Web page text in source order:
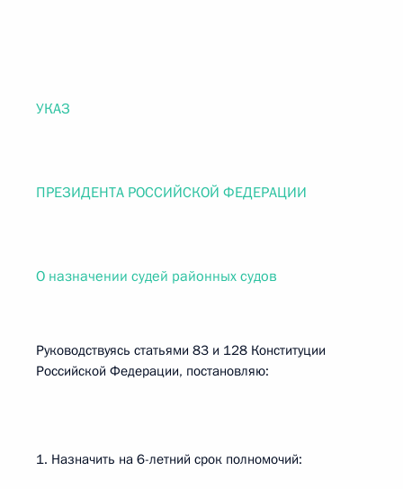
УКАЗ
ПРЕЗИДЕНТА РОССИЙСКОЙ ФЕДЕРАЦИИ
О назначении судей районных судов
Руководствуясь статьями 83 и 128 Конституции
Российской Федерации, постановляю:
1. Назначить на 6-летний срок полномочий: